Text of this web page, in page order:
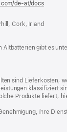
de-at/docs(öffnet
Fenster)
Cork, Irland
Altbatterien gibt es
sind Lieferkosten,
klassifiziert
Produkte liefert,
ihre